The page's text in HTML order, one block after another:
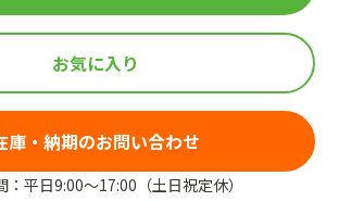
お気に入り
庫・納期のお問い合わせ
：平日9:00～17:00（土日祝定休）